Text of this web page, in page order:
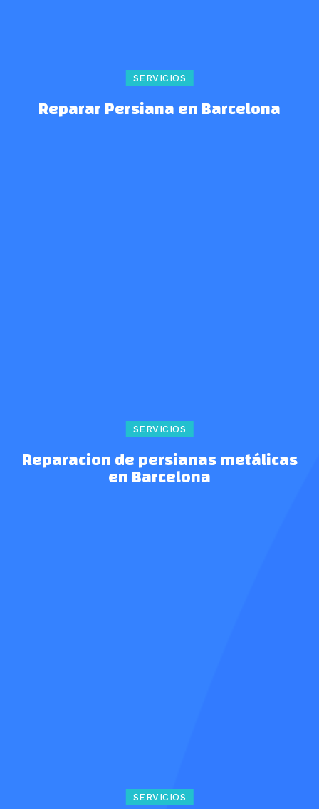
SERVICIOS
Reparar Persiana en Barcelona
SERVICIOS
Reparacion de persianas metálicas
en Barcelona
SERVICIOS